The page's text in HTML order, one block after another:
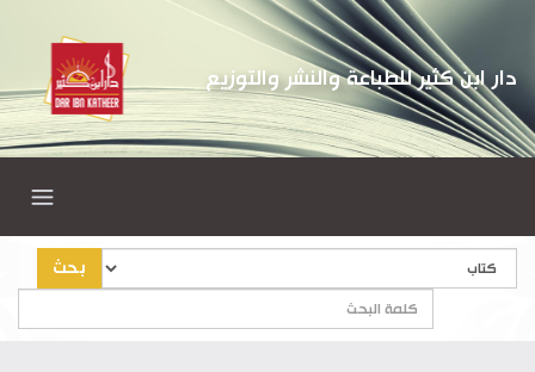
دار ابن كثير للطباعة والنشر والتوزيع
بحث